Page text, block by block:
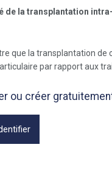
la transplantation
que la transplantation
par rapport aux
ou créer